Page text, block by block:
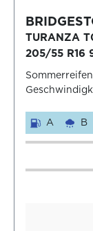
TURANZA
205/55 R16
Sommerreifen
A B